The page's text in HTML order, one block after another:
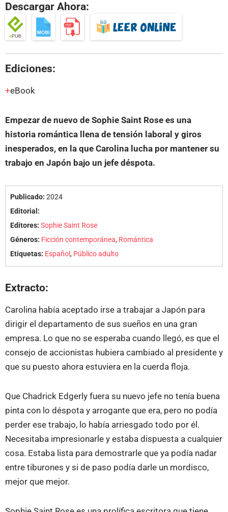
Descargar Ahora:
Ediciones:
eBook
Empezar de nuevo de Sophie Saint Rose es una
historia romántica llena de tensión laboral y giros
inesperados, en la que Carolina lucha por mantener su
trabajo en Japón bajo un jefe déspota.
Publicado: 2024
Editorial:
Editores: Sophie Saint Rose
Géneros: Ficción contemporánea, Romántica
Etiquetas: Español, Público adulto
Extracto:
Carolina había aceptado irse a trabajar a Japón para
dirigir el departamento de sus sueños en una gran
empresa. Lo que no se esperaba cuando llegó, es que el
consejo de accionistas hubiera cambiado al presidente y
que su puesto ahora estuviera en la cuerda floja.
Que Chadrick Edgerly fuera su nuevo jefe no tenía buena
pinta con lo déspota y arrogante que era, pero no podía
perder ese trabajo, lo había arriesgado todo por él.
Necesitaba impresionarle y estaba dispuesta a cualquier
cosa. Estaba lista para demostrarle que ya podía nadar
entre tiburones y si de paso podía darle un mordisco,
mejor que mejor.